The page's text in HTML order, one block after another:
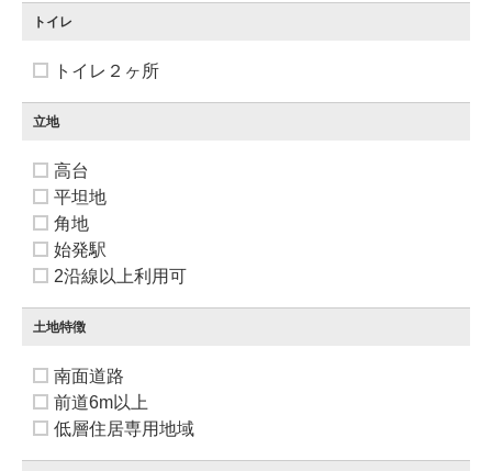
トイレ
トイレ２ヶ所
立地
高台
平坦地
角地
始発駅
2沿線以上利用可
土地特徴
南面道路
前道6m以上
低層住居専用地域